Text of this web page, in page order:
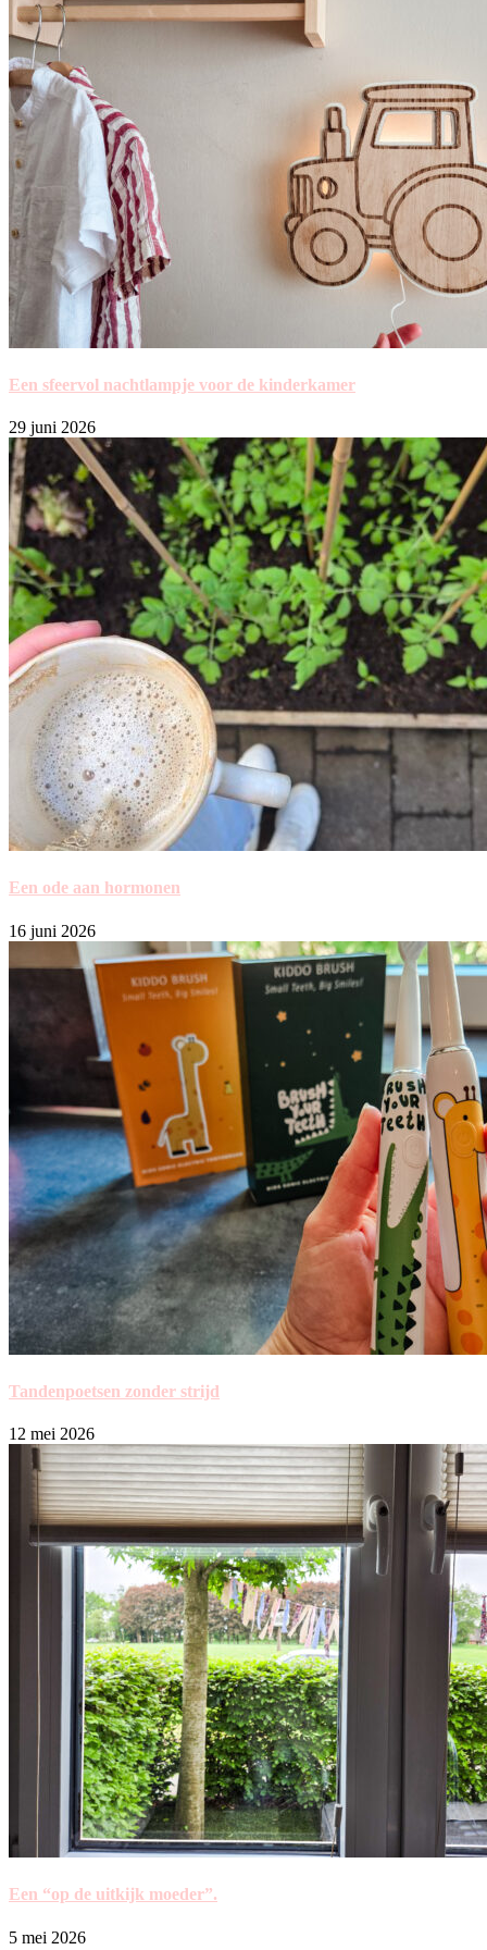
Een sfeervol nachtlampje voor de kinderkamer
29 juni 2026
Een ode aan hormonen
16 juni 2026
Tandenpoetsen zonder strijd
12 mei 2026
Een “op de uitkijk moeder”.
5 mei 2026